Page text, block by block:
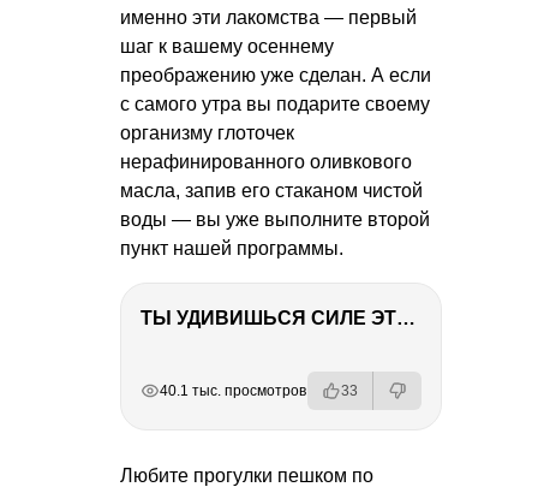
именно эти лакомства — первый
шаг к вашему осеннему
преображению уже сделан. А если
с самого утра вы подарите своему
организму глоточек
нерафинированного оливкового
масла, запив его стаканом чистой
воды — вы уже выполните второй
пункт нашей программы.
ТЫ УДИВИШЬСЯ СИЛЕ ЭТО ЧЕЛОВЕКА! Блог о нашей поездке в Вышний Волочек
40.1 тыс. просмотров 33
Любите прогулки пешком по